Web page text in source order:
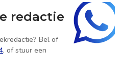
redactie
Bel of
, of stuur een